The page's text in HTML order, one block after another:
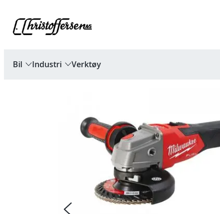
innhold
Bil Industri Verktøy